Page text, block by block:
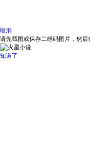
取消
请先截图或保存二维码图片，然
知道了